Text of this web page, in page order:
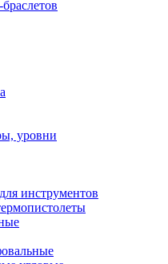
уровни
инструментов